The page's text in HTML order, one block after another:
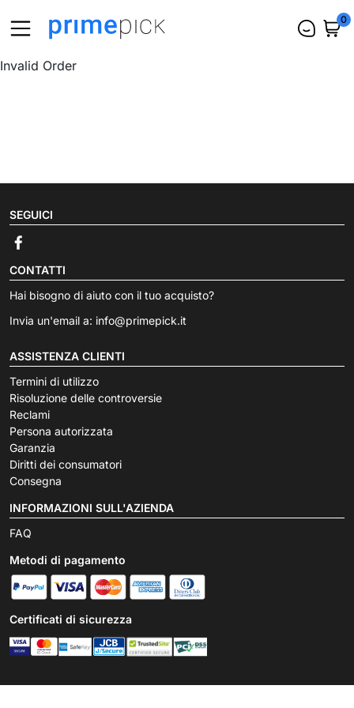
0
Invalid Order
SEGUICI
CONTATTI
Hai bisogno di aiuto con il tuo acquisto?
Invia un'email a: info@primepick.it
ASSISTENZA CLIENTI
Termini di utilizzo
Risoluzione delle controversie
Reclami
Persona autorizzata
Garanzia
Diritti dei consumatori
Consegna
INFORMAZIONI SULL'AZIENDA
FAQ
Metodi di pagamento
Certificati di sicurezza